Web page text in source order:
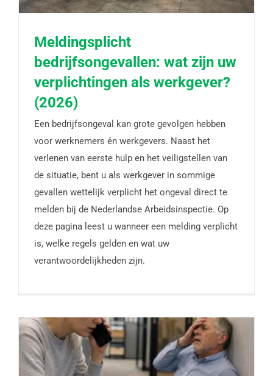
Meldingsplicht bedrijfsongevallen: wat zijn uw
verplichtingen als werkgever? (2026)
Meldingsplicht
bedrijfsongevallen: wat zijn uw
verplichtingen als werkgever?
(2026)
Een bedrijfsongeval kan grote gevolgen hebben
voor werknemers én werkgevers. Naast het
verlenen van eerste hulp en het veiligstellen van
de situatie, bent u als werkgever in sommige
gevallen wettelijk verplicht het ongeval direct te
melden bij de Nederlandse Arbeidsinspectie. Op
deze pagina leest u wanneer een melding verplicht
is, welke regels gelden en wat uw
verantwoordelijkheden zijn.